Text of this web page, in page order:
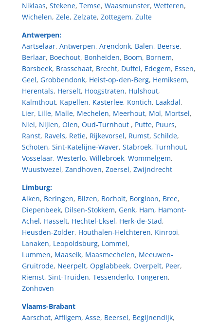
Niklaas, Stekene, Temse, Waasmunster, Wetteren,
Wichelen, Zele, Zelzate, Zottegem, Zulte
Antwerpen:
Aartselaar, Antwerpen, Arendonk, Balen, Beerse,
Berlaar, Boechout, Bonheiden, Boom, Bornem,
Borsbeek, Brasschaat, Brecht, Duffel, Edegem, Essen,
Geel, Grobbendonk, Heist-op-den-Berg, Hemiksem,
Herentals, Herselt, Hoogstraten, Hulshout,
Kalmthout, Kapellen, Kasterlee, Kontich, Laakdal,
Lier, Lille, Malle, Mechelen, Meerhout, Mol, Mortsel,
Niel, Nijlen, Olen, Oud-Turnhout , Putte, Puurs,
Ranst, Ravels, Retie, Rijkevorsel, Rumst, Schilde,
Schoten, Sint-Katelijne-Waver, Stabroek, Turnhout,
Vosselaar, Westerlo, Willebroek, Wommelgem,
Wuustwezel, Zandhoven, Zoersel, Zwijndrecht
Limburg:
Alken, Beringen, Bilzen, Bocholt, Borgloon, Bree,
Diepenbeek, Dilsen-Stokkem, Genk, Ham, Hamont-
Achel, Hasselt, Hechtel-Eksel, Herk-de-Stad,
Heusden-Zolder, Houthalen-Helchteren, Kinrooi,
Lanaken, Leopoldsburg, Lommel,
Lummen, Maaseik, Maasmechelen, Meeuwen-
Gruitrode, Neerpelt, Opglabbeek, Overpelt, Peer,
Riemst, Sint-Truiden, Tessenderlo, Tongeren,
Zonhoven
Vlaams-Brabant
Aarschot, Affligem, Asse, Beersel, Begijnendijk,